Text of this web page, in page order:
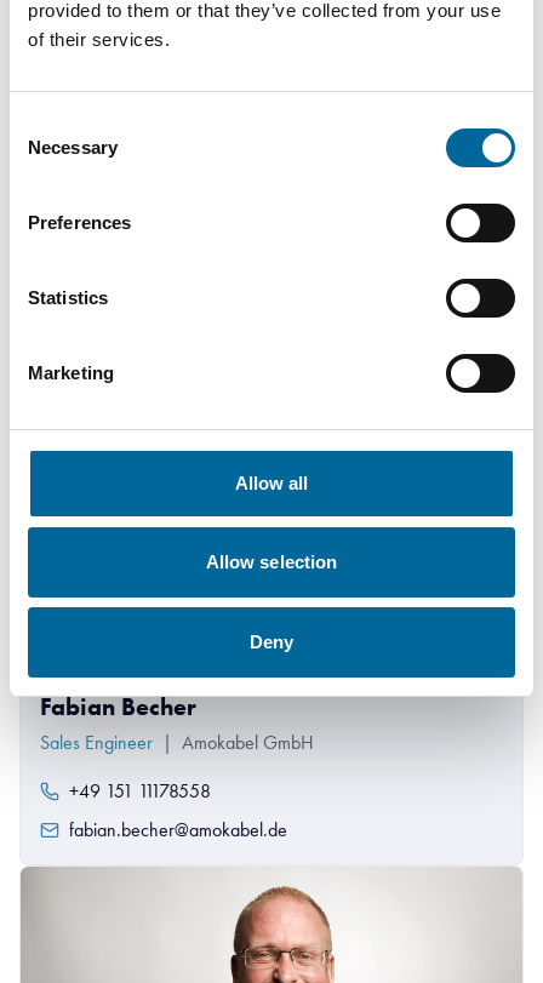
provided to them or that they’ve collected from your use
of their services.
Selection
Necessary
Preferences
Statistics
Marketing
Allow all
Allow selection
Deny
+49 151 18102588
Fabian Becher
Sales Engineer Amokabel GmbH
+49 151 11178558
fabian.becher@amokabel.de